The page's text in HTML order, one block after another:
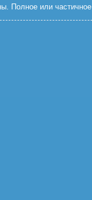
Полное или частичное